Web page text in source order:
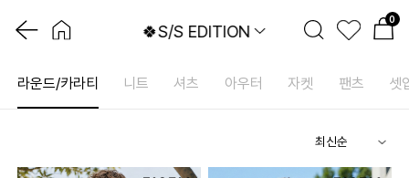
0
🍀S/S EDITION
라운드/카라티 니트 셔츠 아우터 자켓 팬츠 셋